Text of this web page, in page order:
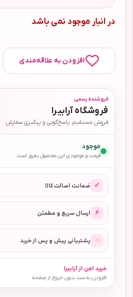
در انبار موجود نمی باشد
افزودن به علاقه‌مندی
فروشنده رسمی
فروشگاه آرابیرا
فروش مستقیم، پاسخ‌گویی و پیگیری سفارش
موجود
قیمت و موجودی این محصول به‌روز است.
✓ ضمانت اصالت کالا
⚡ ارسال سریع و مطمئن
◌ پشتیبانی پیش و پس از خرید
خرید امن از آرابیرا
افزودن به سبد بدون خروج از صفحه